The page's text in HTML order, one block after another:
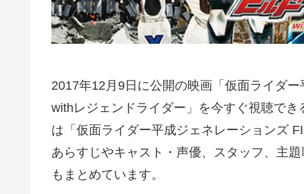
2017年12月9日に公開の映画「仮面ライダ
withレジェンドライダー」を今すぐ視聴で
は「仮面ライダー平成ジェネレーションズ
あらすじやキャスト・声優、スタッフ、主
もまとめています。